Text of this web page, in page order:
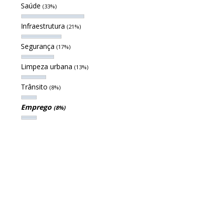
Saúde (33%)
Infraestrutura (21%)
Segurança (17%)
Limpeza urbana (13%)
Trânsito (8%)
Emprego (8%)